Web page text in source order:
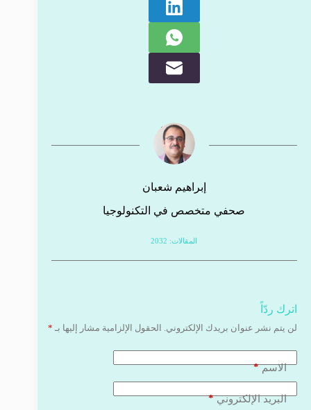
إبراهيم شعبان
صحفي متخصص في التكنولوجيا
المقالات: 2032
اترك ردّاً
لن يتم نشر عنوان بريدك الإلكتروني. الحقول الإلزامية مشار إليها بـ *
الاسم*
البريد الإلكتروني*